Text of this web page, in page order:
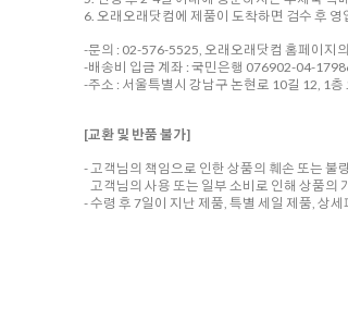
6. 오래오래닷컴에 제품이 도착하면 검수 후
-문의 : 02-576-5525, 오래오래닷컴 홈페이지
-배송비 입금 계좌 : 국민은행 076902-04-
-주소 : 서울특별시 강남구 논현로 10길 12, 1층
[교환 및 반품 불가]
- 고객님의 책임으로 인한 상품의 훼손 또는 불
고객님의 사용 또는 일부 소비로 인해 상품의
- 수령 후 7일이 지난 제품, 특별 세일 제품, 상